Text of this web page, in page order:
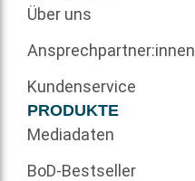
Über uns
Ansprechpartner:innen
Kundenservice
PRODUKTE
Mediadaten
BoD-Bestseller